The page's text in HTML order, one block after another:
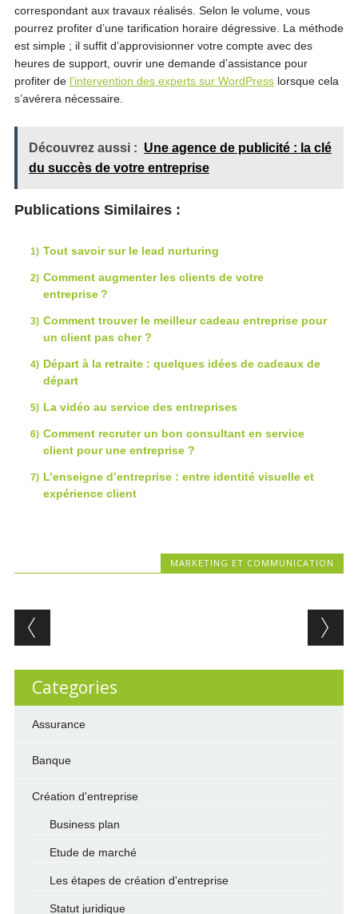
correspondant aux travaux réalisés. Selon le volume, vous
pourrez profiter d’une tarification horaire dégressive. La méthode
est simple ; il suffit d’approvisionner votre compte avec des
heures de support, ouvrir une demande d’assistance pour
profiter de l’intervention des experts sur WordPresslorsque cela
s’avérera nécessaire.
Découvrez aussi : Une agence de publicité : la clé
du succès de votre entreprise
Publications Similaires :
Tout savoir sur le lead nurturing
Comment augmenter les clients de votre
entreprise ?
Comment trouver le meilleur cadeau entreprise pour
un client pas cher ?
Départ à la retraite : quelques idées de cadeaux de
départ
La vidéo au service des entreprises
Comment recruter un bon consultant en service
client pour une entreprise ?
L’enseigne d’entreprise : entre identité visuelle et
expérience client
MARKETING ET COMMUNICATION
Post navigation
Categories
Assurance
Banque
Création d'entreprise
Business plan
Etude de marché
Les étapes de création d'entreprise
Statut juridique